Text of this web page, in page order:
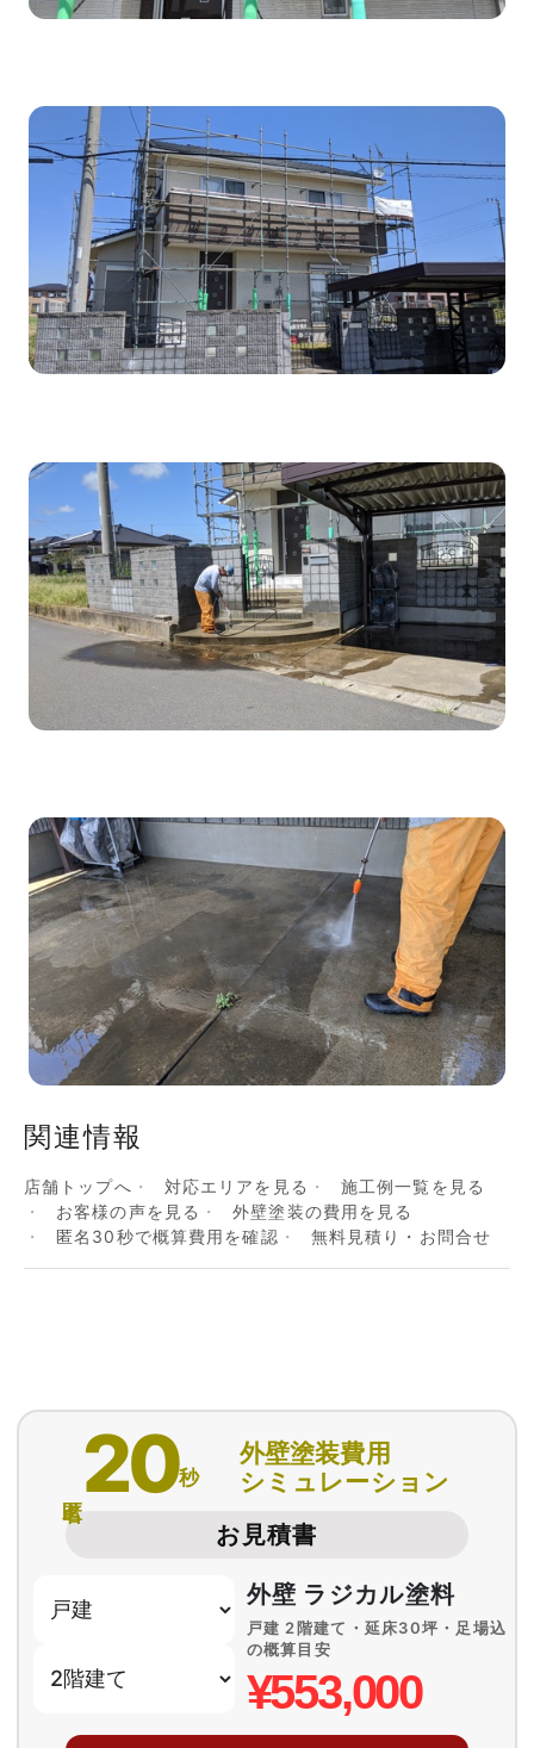
関連情報
店舗トップへ 対応エリアを見る
施工例一覧を見る
お客様の声を見る
外壁塗装の費用を見る
匿名30秒で概算費用を確認
無料見積り・お問合せ
20秒
外壁塗装費用
シミュレーション
お見積書
外壁 ラジカル塗料
戸建 2階建て・延床30坪・足場込
の概算目安
¥553,000